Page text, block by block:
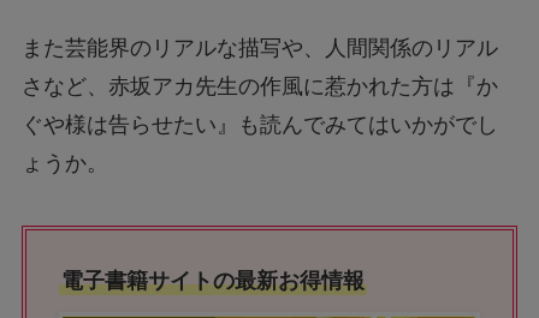
また芸能界のリアルな描写や、人間関係のリアル
さなど、赤坂アカ先生の作風に惹かれた方は『か
ぐや様は告らせたい』も読んでみてはいかがでし
ょうか。
電子書籍サイトの最新お得情報